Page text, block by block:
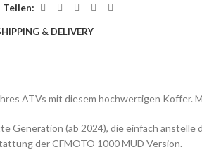
Teilen:
& DELIVERY
ATVs mit diesem hochwertigen Koffer.
Generation (ab 2024), die einfach
der CFMOTO 1000 MUD Version.